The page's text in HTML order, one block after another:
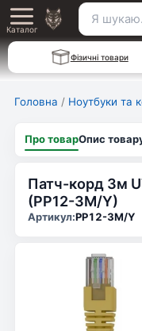
Перейти
до
вмісту
Main
Menu
Каталог
Пошук
для:
Фізичні товари
Головна / Ноутбуки та
Про товарОпис
Патч-корд 3м
(PP12-3M/Y)
Артикул:PP12-3M/Y